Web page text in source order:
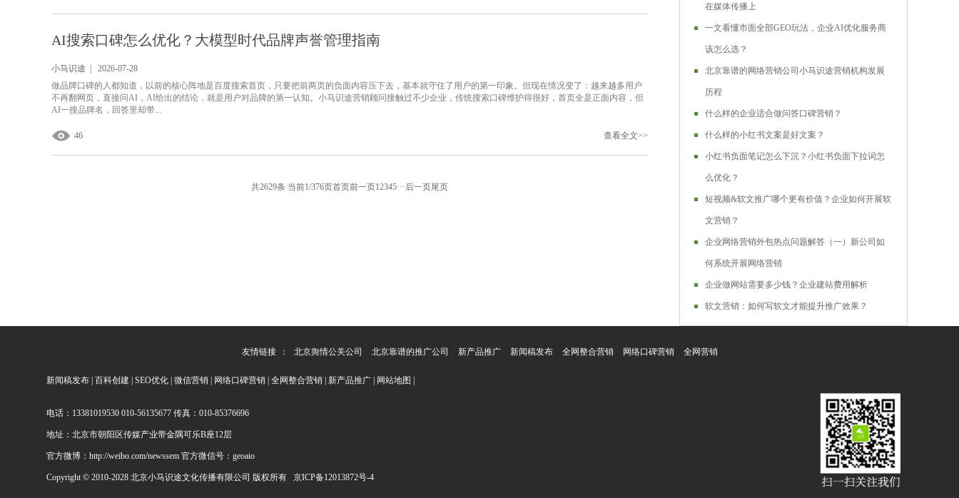
AI搜索口碑怎么优化？大模型时代品牌声誉管理指南
小马识途 | 2026-07-28
做品牌口碑的人都知道，以前的核心阵地是百度搜索首页，只要把前两页的负面内容压下去，基本就守住了用户的第一印象。但现在情况变了：越来越多用户
不再翻网页，直接问AI，AI给出的结论，就是用户对品牌的第一认知。小马识途营销顾问接触过不少企业，传统搜索口碑维护得很好，首页全是正面内容，但
AI一搜品牌名，回答里却带...
46 查看全文>>
共2629条 当前1/376页首页前一页12345···后一页尾页
在媒体传播上
一文看懂市面全部GEO玩法，企业AI优化服务商
该怎么选？
北京靠谱的网络营销公司小马识途营销机构发展
历程
什么样的企业适合做问答口碑营销？
什么样的小红书文案是好文案？
小红书负面笔记怎么下沉？小红书负面下拉词怎
么优化？
短视频&软文推广哪个更有价值？企业如何开展软
文营销？
企业网络营销外包热点问题解答（一）新公司如
何系统开展网络营销
企业做网站需要多少钱？企业建站费用解析
软文营销：如何写软文才能提升推广效果？
友情链接 ： 北京舆情公关公司 北京靠谱的推广公司 新产品推广 新闻稿发布 全网整合营销 网络口碑营销 全网营销
新闻稿发布 百科创建 SEO优化 微信营销 网络口碑营销 全网整合营销 新产品推广 网站地图
电话：13381019530 010-56135677 传真：010-85376696
地址：北京市朝阳区传媒产业带金隅可乐B座12层
官方微博：http://weibo.com/newssem 官方微信号：geoaio
Copyright © 2010-2028 北京小马识途文化传播有限公司 版权所有 京ICP备12013872号-4